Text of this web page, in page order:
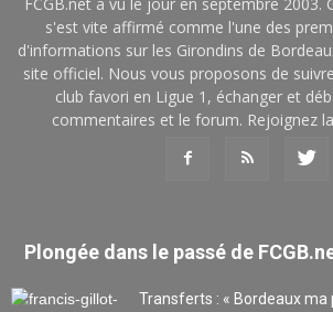
s'est vite affirmé comme l'une des
d'informations sur les Girondins de
site officiel. Nous vous proposons de
club favori en Ligue 1, échanger et
commentaires et le forum. Rejoignez
Plongée dans le passé de
Transferts : « Bordeaux ma